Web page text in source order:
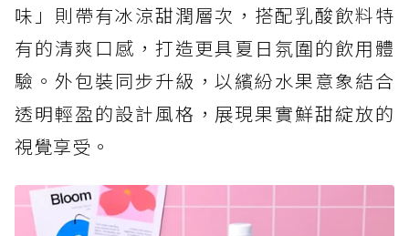
味」則帶有冰涼甜潤層次，搭配乳酸飲料特
有的清爽口感，打造更具夏日氛圍的飲用體
驗。外包裝同步升級，以繽紛水果意象結合
透明輕盈的設計風格，展現果實鮮甜綻放的
視覺享受。